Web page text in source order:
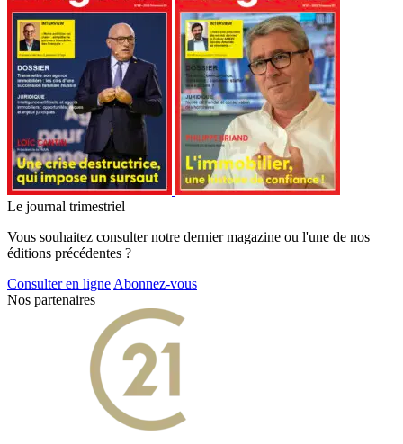
Le journal trimestriel
Vous souhaitez consulter notre dernier magazine ou l'une de nos
éditions précédentes ?
Consulter en ligne Abonnez-vous
Nos partenaires